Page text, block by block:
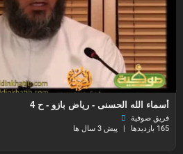
أسماء الله الحسنى - رياض بازو - ح 4
فريق صوفية
165 بازدیدها
| پیش 3 سال ها